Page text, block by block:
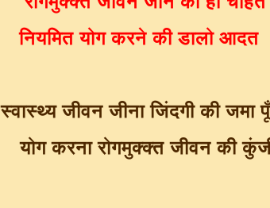
नियमित योग करने की डालो आदत
स्वास्थ्य जीवन जीना जिंदगी की जमा
योग करना रोगमुक्क्त जीवन की